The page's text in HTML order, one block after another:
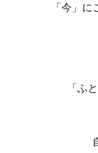
「今」
「ふ